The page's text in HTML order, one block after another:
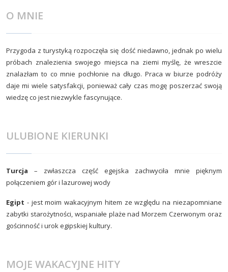
O MNIE
Przygoda z turystyką rozpoczęła się dość niedawno, jednak po wielu
próbach znalezienia swojego miejsca na ziemi myślę, że wreszcie
znalazłam to co mnie pochłonie na długo. Praca w biurze podróży
daje mi wiele satysfakcji, ponieważ cały czas mogę poszerzać swoją
wiedzę co jest niezwykle fascynujące.
ULUBIONE KIERUNKI
Turcja – zwłaszcza część egejska zachwyciła mnie pięknym
połączeniem gór i lazurowej wody
Egipt - jest moim wakacyjnym hitem ze względu na niezapomniane
zabytki starożytności, wspaniałe plaże nad Morzem Czerwonym oraz
gościnność i urok egipskiej kultury.
MOJE WAKACYJNE HITY